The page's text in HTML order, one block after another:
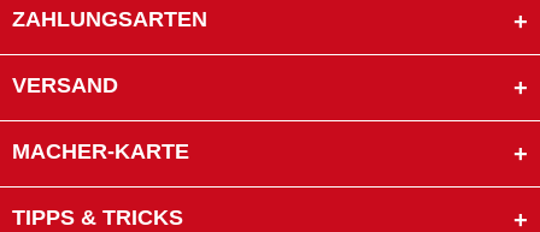
ZAHLUNGSARTEN
VERSAND
MACHER-KARTE
TIPPS & TRICKS